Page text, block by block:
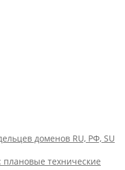
доменов RU, РФ, SU
технические